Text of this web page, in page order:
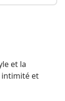
et la
et